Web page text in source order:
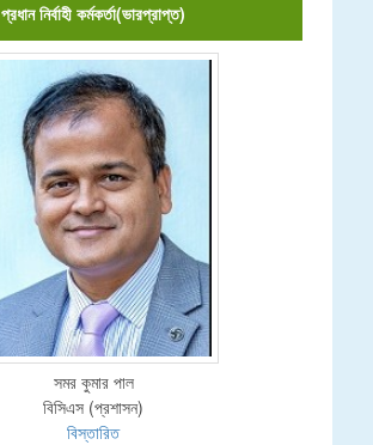
প্রধান নির্বাহী কর্মকর্তা(ভারপ্রাপ্ত)
সমর কুমার পাল
বিসিএস (প্রশাসন)
বিস্তারিত